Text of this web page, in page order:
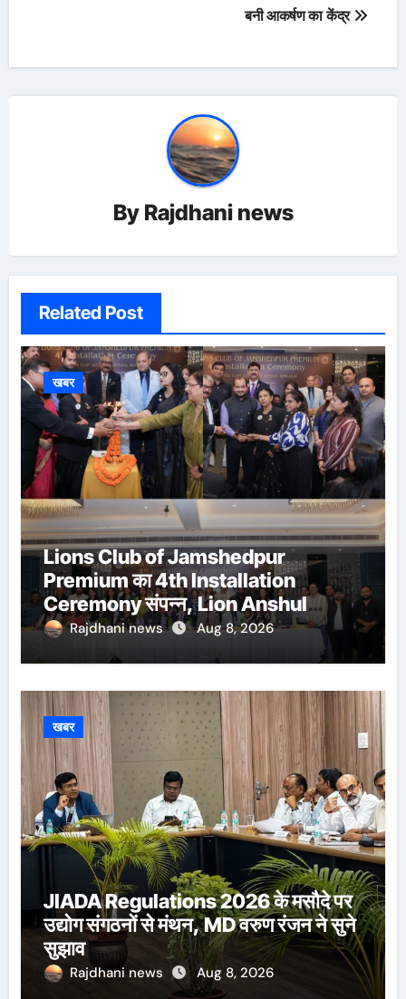
बनी आकर्षण का केंद्र
By Rajdhani news
Related Post
खबर
Lions Club of Jamshedpur
Premium का 4th Installation
Ceremony संपन्न, Lion Anshul
Ringasia ने संभाला अध्यक्ष पद
Rajdhani news Aug 8, 2026
खबर
JIADA Regulations 2026 के मसौदे पर
उद्योग संगठनों से मंथन, MD वरुण रंजन ने सुने
सुझाव
Rajdhani news Aug 8, 2026